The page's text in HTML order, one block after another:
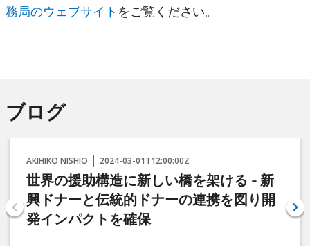
務局のウェブサイト をご覧ください。
ブログ
AKIHIKO NISHIO 2024-03-01T12:00:00Z
世界の援助構造に新しい橋を架ける - 新
興ドナーと伝統的ドナーの連携を図り開
発インパクトを確保